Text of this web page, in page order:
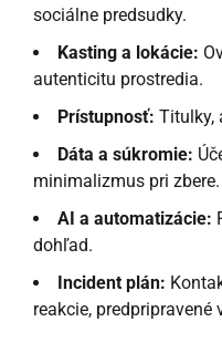
sociálne predsudky.
Kasting a lokácie:
autenticitu prostredia.
Prístupnosť: Titulky,
Dáta a súkromie:
minimalizmus pri zbere.
AI a automatizácie:
dohľad.
Incident plán:
reakcie, predpripravené